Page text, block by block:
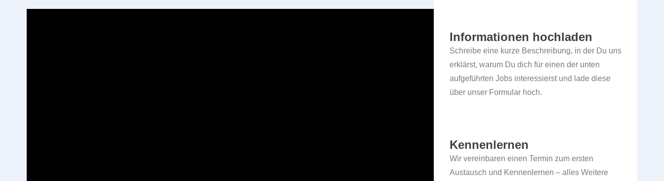
Informationen hochladen
Schreibe eine kurze Beschreibung, in der Du uns
erklärst, warum Du dich für einen der unten
aufgeführten Jobs interessierst und lade diese
über unser Formular hoch.
Kennenlernen
Wir vereinbaren einen Termin zum ersten
Austausch und Kennenlernen – alles Weitere